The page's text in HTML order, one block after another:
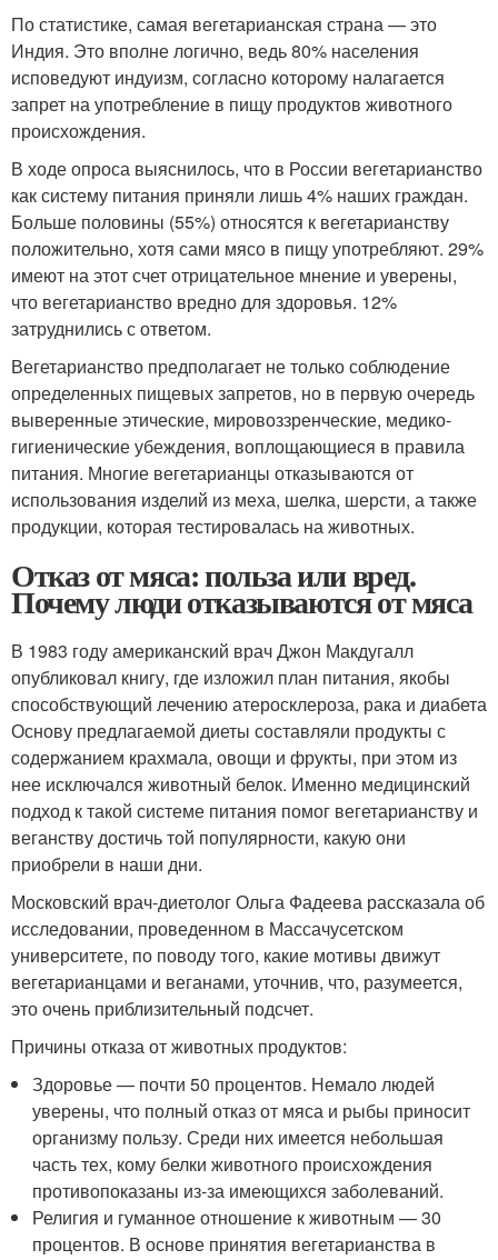
По статистике, самая вегетарианская страна — это
Индия. Это вполне логично, ведь 80% населения
исповедуют индуизм, согласно которому налагается
запрет на употребление в пищу продуктов животного
происхождения.
В ходе опроса выяснилось, что в России вегетарианство
как систему питания приняли лишь 4% наших граждан.
Больше половины (55%) относятся к вегетарианству
положительно, хотя сами мясо в пищу употребляют. 29%
имеют на этот счет отрицательное мнение и уверены,
что вегетарианство вредно для здоровья. 12%
затруднились с ответом.
Вегетарианство предполагает не только соблюдение
определенных пищевых запретов, но в первую очередь
выверенные этические, мировоззренческие, медико-
гигиенические убеждения, воплощающиеся в правила
питания. Многие вегетарианцы отказываются от
использования изделий из меха, шелка, шерсти, а также
продукции, которая тестировалась на животных.
Отказ от мяса: польза или вред.
Почему люди отказываются от мяса
В 1983 году американский врач Джон Макдугалл
опубликовал книгу, где изложил план питания, якобы
способствующий лечению атеросклероза, рака и диабета
Основу предлагаемой диеты составляли продукты с
содержанием крахмала, овощи и фрукты, при этом из
нее исключался животный белок. Именно медицинский
подход к такой системе питания помог вегетарианству и
веганству достичь той популярности, какую они
приобрели в наши дни.
Московский врач-диетолог Ольга Фадеева рассказала об
исследовании, проведенном в Массачусетском
университете, по поводу того, какие мотивы движут
вегетарианцами и веганами, уточнив, что, разумеется,
это очень приблизительный подсчет.
Причины отказа от животных продуктов:
Здоровье — почти 50 процентов. Немало людей
уверены, что полный отказ от мяса и рыбы приносит
организму пользу. Среди них имеется небольшая
часть тех, кому белки животного происхождения
противопоказаны из-за имеющихся заболеваний.
Религия и гуманное отношение к животным — 30
процентов. В основе принятия вегетарианства в